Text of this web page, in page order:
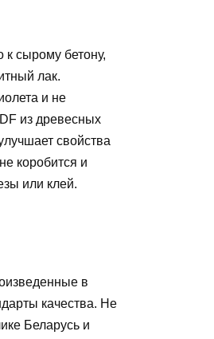
сырому бетону,
лак.
и не
из древесных
свойства
коробится и
или клей.
в
качества. Не
Беларусь и